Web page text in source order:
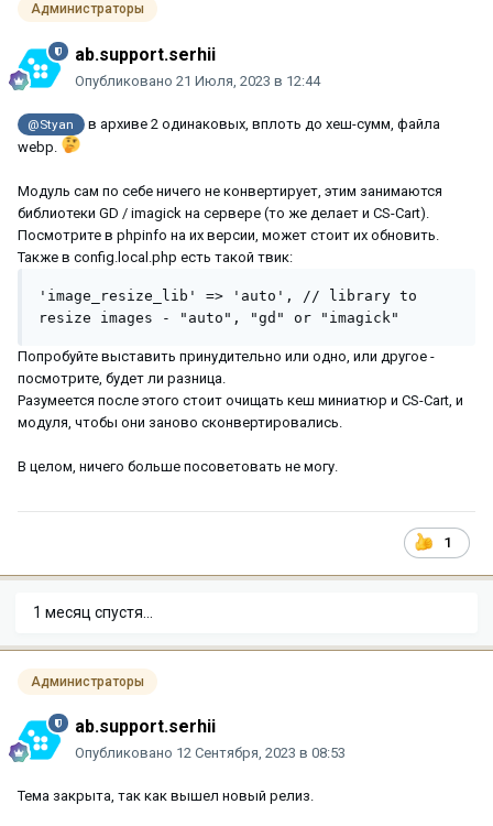
Администраторы
ab.support.serhii
Опубликовано 21 Июля, 2023 в 12:44
@Styan
в архиве 2 одинаковых, вплоть до хеш-сумм, файла
webp.
Модуль сам по себе ничего не конвертирует, этим занимаются
библиотеки GD / imagick на сервере (то же делает и CS-Cart).
Посмотрите в phpinfo на их версии, может стоит их обновить.
Также в config.local.php есть такой твик:
'image_resize_lib' => 'auto', // library to
resize images - "auto", "gd" or "imagick"
Попробуйте выставить принудительно или одно, или другое -
посмотрите, будет ли разница.
Разумеется после этого стоит очищать кеш миниатюр и CS-Cart, и
модуля, чтобы они заново сконвертировались.
В целом, ничего больше посоветовать не могу.
1
1 месяц спустя...
Администраторы
ab.support.serhii
Опубликовано 12 Сентября, 2023 в 08:53
Тема закрыта, так как вышел новый релиз.